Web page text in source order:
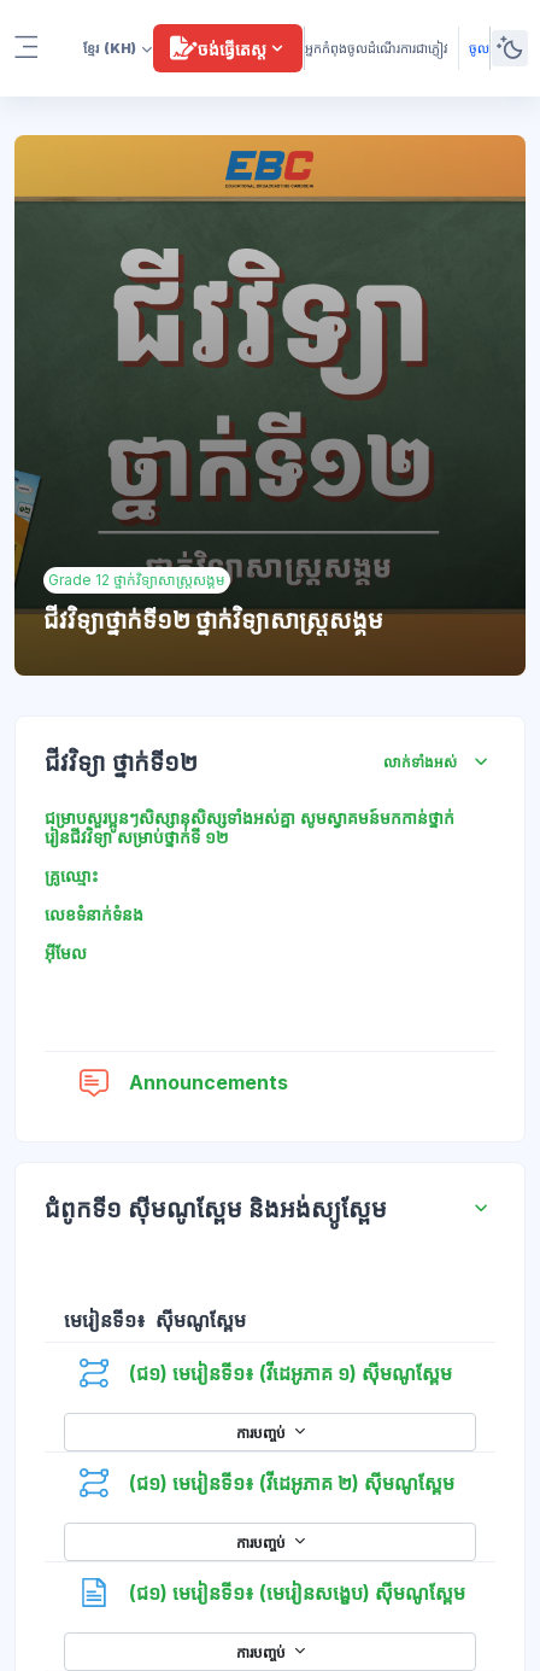
ខ្មែរ (KH) ចង់ធ្វើតេស្ត អ្នកកំពុងចូលដំណើរការជាភ្ញៀវ ចូល
Grade 12 ថ្នាក់វិទ្យាសាស្រ្តសង្គម
ជីវវិទ្យាថ្នាក់ទី១២ ថ្នាក់វិទ្យាសាស្រ្តសង្គម
ជីវវិទ្យា ថ្នាក់ទី១២ លាក់ទាំងអស់
ជម្រាបសួរប្អូនៗសិស្សានុសិស្សទាំងអស់គ្នា សូមស្វាគមន៍មកកាន់ថ្នាក់
រៀនជីវវិទ្យាសម្រាប់ថ្នាក់ទី ១២
គ្រូឈ្មោះ
លេខទំនាក់ទំនង​
អ៊ីមែល
Announcementsវេទិកា
ជំពូកទី១ ស៊ីមណូស្ពែម និងអង់ស្យូស្ពែម
មេរៀនទី១៖ ស៊ីមណូស្ពែម
(ជ១) មេរៀនទី១៖ (វីដេអូភាគ ១) ស៊ីមណូស្ពែម
ការបញ្ចប់
(ជ១) មេរៀនទី១៖ (វីដេអូភាគ ២) ស៊ីមណូស្ពែម
ការបញ្ចប់
(ជ១) មេរៀនទី១៖ (មេរៀនសង្ខេប) ស៊ីមណូស្ពែមទំព័រ
ការបញ្ចប់